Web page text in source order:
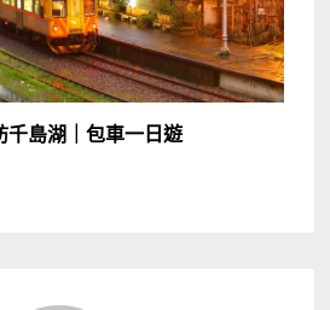
千島湖｜包車一日遊